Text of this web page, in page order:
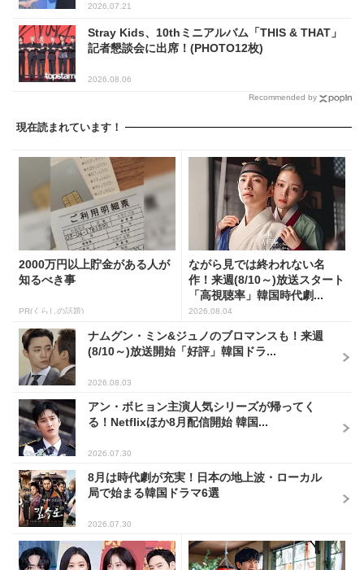
2026.07.21
Stray Kids、10thミニアルバム「THIS & THAT」
記者懇談会に出席！(PHOTO12枚)
2026.08.06
Recommended by
現在読まれています！
2000万円以上貯金がある人が
知るべき事
PR(くらしの話題)
ながら見では終われない名
作！来週(8/10～)放送スタート
「高視聴率」韓国時代劇...
2026.08.04
ナムグン・ミン&ジュノのブロマンスも！来週
(8/10～)放送開始「好評」韓国ドラ...
2026.08.03
アン・ボヒョン主演人気シリーズが帰ってく
る！Netflixほか8月配信開始 韓国...
2026.07.30
8月は時代劇が充実！日本の地上波・ローカル
局で始まる韓国ドラマ6選
2026.07.30